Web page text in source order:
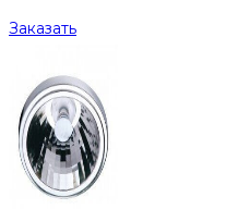
Заказать